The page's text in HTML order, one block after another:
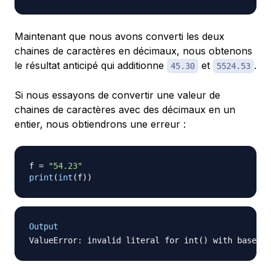
Maintenant que nous avons converti les deux
chaines de caractères en décimaux, nous obtenons
le résultat anticipé qui additionne
45.30 et 5524.53 .
Si nous essayons de convertir une valeur de
chaines de caractères avec des décimaux en un
entier, nous obtiendrons une erreur :
f =
"54.23"
print (int (f) )
Output